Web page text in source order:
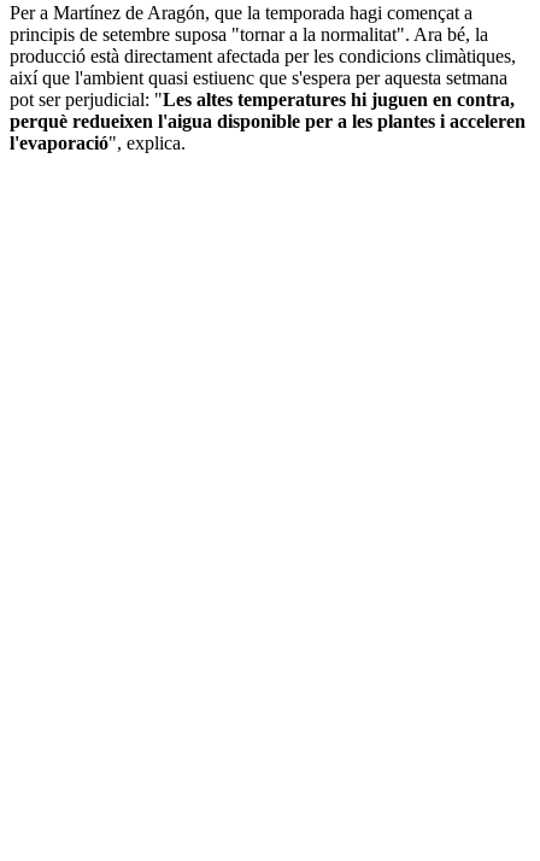
Per a Martínez de Aragón, que la temporada hagi començat a
principis de setembre suposa "tornar a la normalitat". Ara bé, la
producció està directament afectada per les condicions climàtiques,
així que l'ambient quasi estiuenc que s'espera per aquesta setmana
pot ser perjudicial: "Les altes temperatures hi juguen en contra,
perquè redueixen l'aigua disponible per a les plantes i acceleren
l'evaporació", explica.